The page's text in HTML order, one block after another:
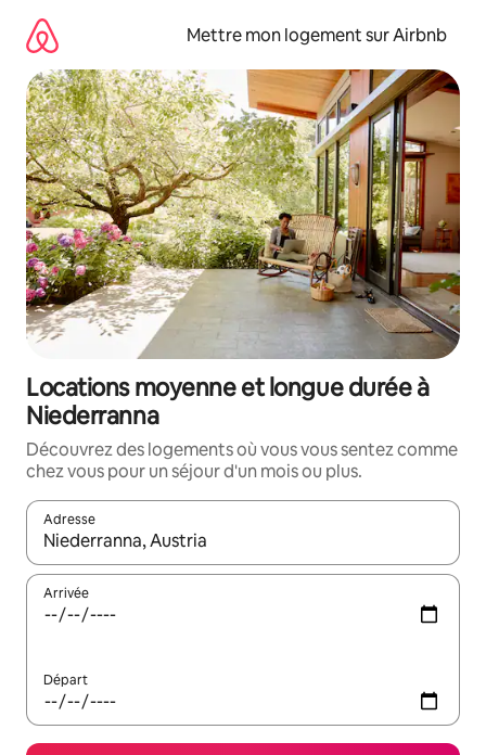
directement
contenu
Mettre mon logement sur Airbnb
Locations moyenne et longue durée à
Niederranna
Découvrez des logements où vous vous sentez comme
chez vous pour un séjour d'un mois ou plus.
Adresse
Lorsque les résultats s'affichent, utilisez les flèches vers le
Arrivée
Départ